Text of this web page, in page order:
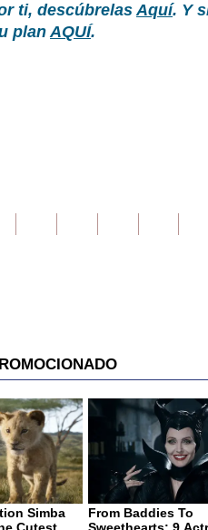
ti, descúbrelasAquí. Y
planAQUÍ.